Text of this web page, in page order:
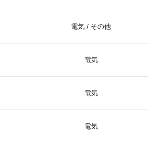
電気 / その他
電気
電気
電気